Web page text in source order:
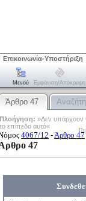
Επικοινωνία-Υποστήριξη
Μενού Εμφάνιση/απόκρυψη
Άρθρο 47